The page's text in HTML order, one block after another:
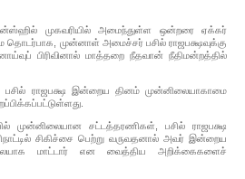
முகவரியில் அமைந்துள்ள ஒன்றரை ஏக்கர்
முன்னாள் அமைச்சர் பசில் ராஜபக்ஷவுக்கு
பிரிவினால் மாத்தறை நீதவான் நீதிமன்றத்தில்
பசில் ராஜபக்ஷ இன்றைய தினம் முன்னிலையாகாமை
முன்னிலையான சட்டத்தரணிகள், பசில் ராஜபக்ஷ
சிகிச்சை பெற்று வருவதனால் அவர் இன்றைய
மாட்டார் என வைத்திய அறிக்கைகளைச்